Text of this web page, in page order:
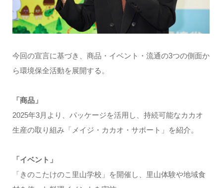
今回の宣言に基づき、商品・イベント・流通の3つの側面か
ら環境保全活動を展開する。
「商品」
2025年3月より、パッケージを活用し、持続可能なカカオ
生産の取り組み「メイジ・カカオ・サポート」を紹介。
「イベント」
「きのこたけのこ里山学校」を開催し、里山体験や地域食